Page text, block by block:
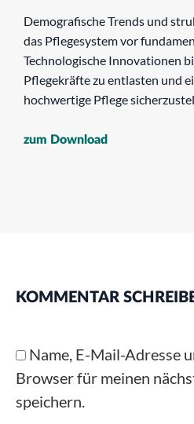
Demografische Trends und
das Pflegesystem vor
Technologische Innovationen
Pflegekräfte zu entlasten und
hochwertige Pflege
zum Download
KOMMENTAR
Name, E-Mail-Adresse
Browser für meinen
speichern.